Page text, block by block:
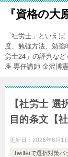
『資格の大
「社労士」といえ
度、勉強方法、勉
労士24」の評判な
座 専任講師 金沢博
【社労士 選
目的条文【社
更新日： 2026年6月1日
Twitterで選択対策バ